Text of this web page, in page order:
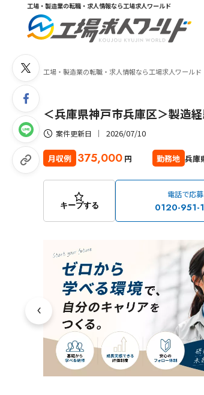
工場・製造業の転職・求人情報なら工場求人ワールド
工場・製造業の転職・求人情報なら工場求人ワールド
＜兵庫県神戸市兵庫区＞製造
案件更新日 2026/07/10
月収例 375,000 円 勤務地 兵庫
キープする
電話で応募
0120-951-